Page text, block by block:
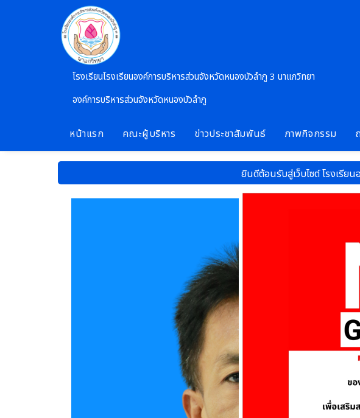
Skip to main content
โรงเรียนโรงเรียนองค์การบริหารส่วนจังหวัดหนองบัวลำภู 3 นาแกวิทยา
องค์การบริหารส่วนจังหวัดหนองบัวลำภู
หน้าแรก คณะผู้บริหาร ข่าวประชาสัมพันธ์ ภาพกิจกรรม
ยินดีต้อนรับสู่เว็บไซต์ โรงเรียนองค์กา